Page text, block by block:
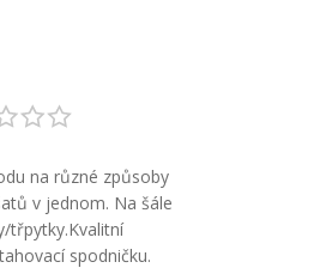
na různé způsoby
v jednom. Na šále
třpytky.Kvalitní
spodničku.